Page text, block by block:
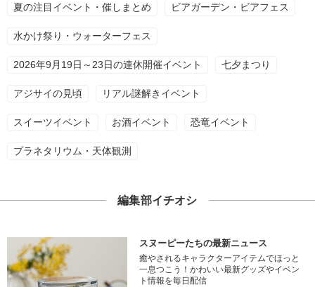
夏の注目イベント・催しまとめ ビアガーデン・ビアフェス
水かけ祭り・ウォーターフェス
2026年9月19日～23日の連休開催イベント 七夕まつり
アジサイの見頃 リアル謎解きイベント
スイーツイベント お酒イベント 恐竜イベント
プラネタリウム・天体観測
編集部イチオシ
スヌーピーたちの最新ニュース
癒やされるキャラクターアイテムでほっと
一息つこう！かわいい最新グッズやイベン
ト情報を毎日配信